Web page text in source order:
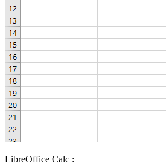
LibreOffice Calc :